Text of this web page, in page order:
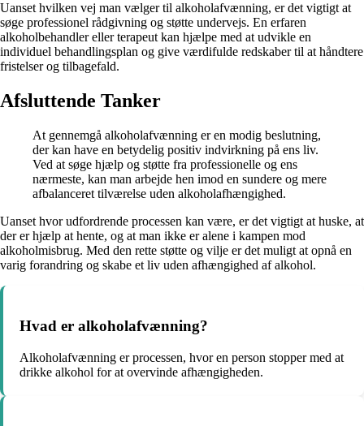
Uanset hvilken vej man vælger til alkoholafvænning, er det vigtigt at
søge professionel rådgivning og støtte undervejs. En erfaren
alkoholbehandler eller terapeut kan hjælpe med at udvikle en
individuel behandlingsplan og give værdifulde redskaber til at håndtere
fristelser og tilbagefald.
Afsluttende Tanker
At gennemgå alkoholafvænning er en modig beslutning,
der kan have en betydelig positiv indvirkning på ens liv.
Ved at søge hjælp og støtte fra professionelle og ens
nærmeste, kan man arbejde hen imod en sundere og mere
afbalanceret tilværelse uden alkoholafhængighed.
Uanset hvor udfordrende processen kan være, er det vigtigt at huske, at
der er hjælp at hente, og at man ikke er alene i kampen mod
alkoholmisbrug. Med den rette støtte og vilje er det muligt at opnå en
varig forandring og skabe et liv uden afhængighed af alkohol.
Hvad er alkoholafvænning?
Alkoholafvænning er processen, hvor en person stopper med at
drikke alkohol for at overvinde afhængigheden.